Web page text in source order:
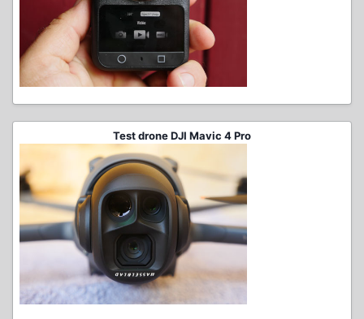
Test drone DJI Mavic 4 Pro